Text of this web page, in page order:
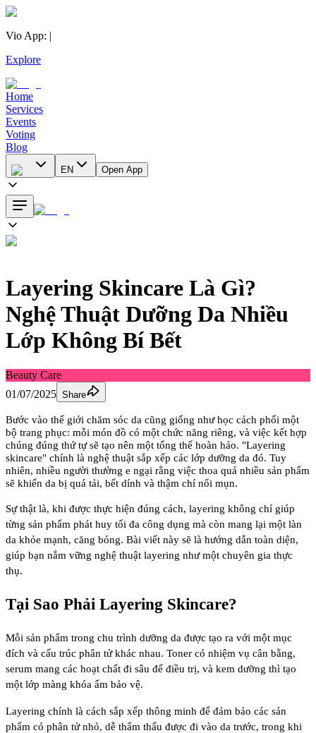
Vio App: |
Explore
Home
Services
Events
Voting
Blog
EN Open App
Layering Skincare Là Gì?
Nghệ Thuật Dưỡng Da Nhiều
Lớp Không Bí Bết
Beauty Care
01/07/2025 Share
Bước vào thế giới chăm sóc da cũng giống như học cách phối một
bộ trang phục: mỗi món đồ có một chức năng riêng, và việc kết hợp
chúng đúng thứ tự sẽ tạo nên một tổng thể hoàn hảo. "Layering
skincare" chính là nghệ thuật sắp xếp các lớp dưỡng da đó. Tuy
nhiên, nhiều người thường e ngại rằng việc thoa quá nhiều sản phẩm
sẽ khiến da bị quá tải, bết dính và thậm chí nổi mụn.
Sự thật là, khi được thực hiện đúng cách, layering không chỉ giúp
từng sản phẩm phát huy tối đa công dụng mà còn mang lại một làn
da khỏe mạnh, căng bóng. Bài viết này sẽ là hướng dẫn toàn diện,
giúp bạn nắm vững nghệ thuật layering như một chuyên gia thực
thụ.
Tại Sao Phải Layering Skincare?
Mỗi sản phẩm trong chu trình dưỡng da được tạo ra với một mục
đích và cấu trúc phân tử khác nhau. Toner có nhiệm vụ cân bằng,
serum mang các hoạt chất đi sâu để điều trị, và kem dưỡng thì tạo
một lớp màng khóa ẩm bảo vệ.
Layering chính là cách sắp xếp thông minh để đảm bảo các sản
phẩm có phân tử nhỏ, dễ thẩm thấu được đi vào da trước, trong khi